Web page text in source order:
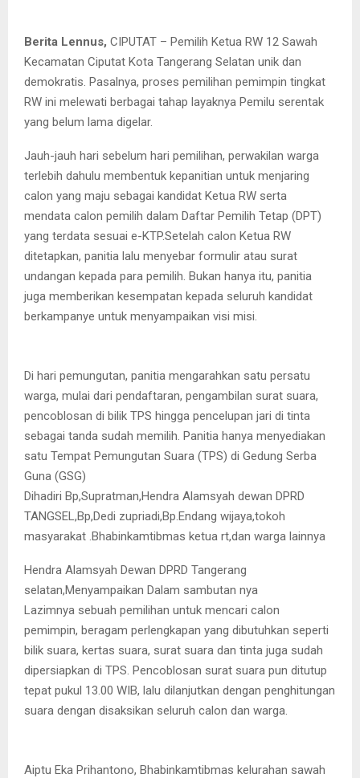
Berita Lennus, CIPUTAT – Pemilih Ketua RW 12 Sawah
Kecamatan Ciputat Kota Tangerang Selatan unik dan
demokratis. Pasalnya, proses pemilihan pemimpin tingkat
RW ini melewati berbagai tahap layaknya Pemilu serentak
yang belum lama digelar.
Jauh-jauh hari sebelum hari pemilihan, perwakilan warga
terlebih dahulu membentuk kepanitian untuk menjaring
calon yang maju sebagai kandidat Ketua RW serta
mendata calon pemilih dalam Daftar Pemilih Tetap (DPT)
yang terdata sesuai e-KTP.Setelah calon Ketua RW
ditetapkan, panitia lalu menyebar formulir atau surat
undangan kepada para pemilih. Bukan hanya itu, panitia
juga memberikan kesempatan kepada seluruh kandidat
berkampanye untuk menyampaikan visi misi.
Di hari pemungutan, panitia mengarahkan satu persatu
warga, mulai dari pendaftaran, pengambilan surat suara,
pencoblosan di bilik TPS hingga pencelupan jari di tinta
sebagai tanda sudah memilih. Panitia hanya menyediakan
satu Tempat Pemungutan Suara (TPS) di Gedung Serba
Guna (GSG)
Dihadiri Bp,Supratman,Hendra Alamsyah dewan DPRD
TANGSEL,Bp,Dedi zupriadi,Bp.Endang wijaya,tokoh
masyarakat .Bhabinkamtibmas ketua rt,dan warga lainnya
Hendra Alamsyah Dewan DPRD Tangerang
selatan,Menyampaikan Dalam sambutan nya
Lazimnya sebuah pemilihan untuk mencari calon
pemimpin, beragam perlengkapan yang dibutuhkan seperti
bilik suara, kertas suara, surat suara dan tinta juga sudah
dipersiapkan di TPS. Pencoblosan surat suara pun ditutup
tepat pukul 13.00 WIB, lalu dilanjutkan dengan penghitungan
suara dengan disaksikan seluruh calon dan warga.
Aiptu Eka Prihantono, Bhabinkamtibmas kelurahan sawah